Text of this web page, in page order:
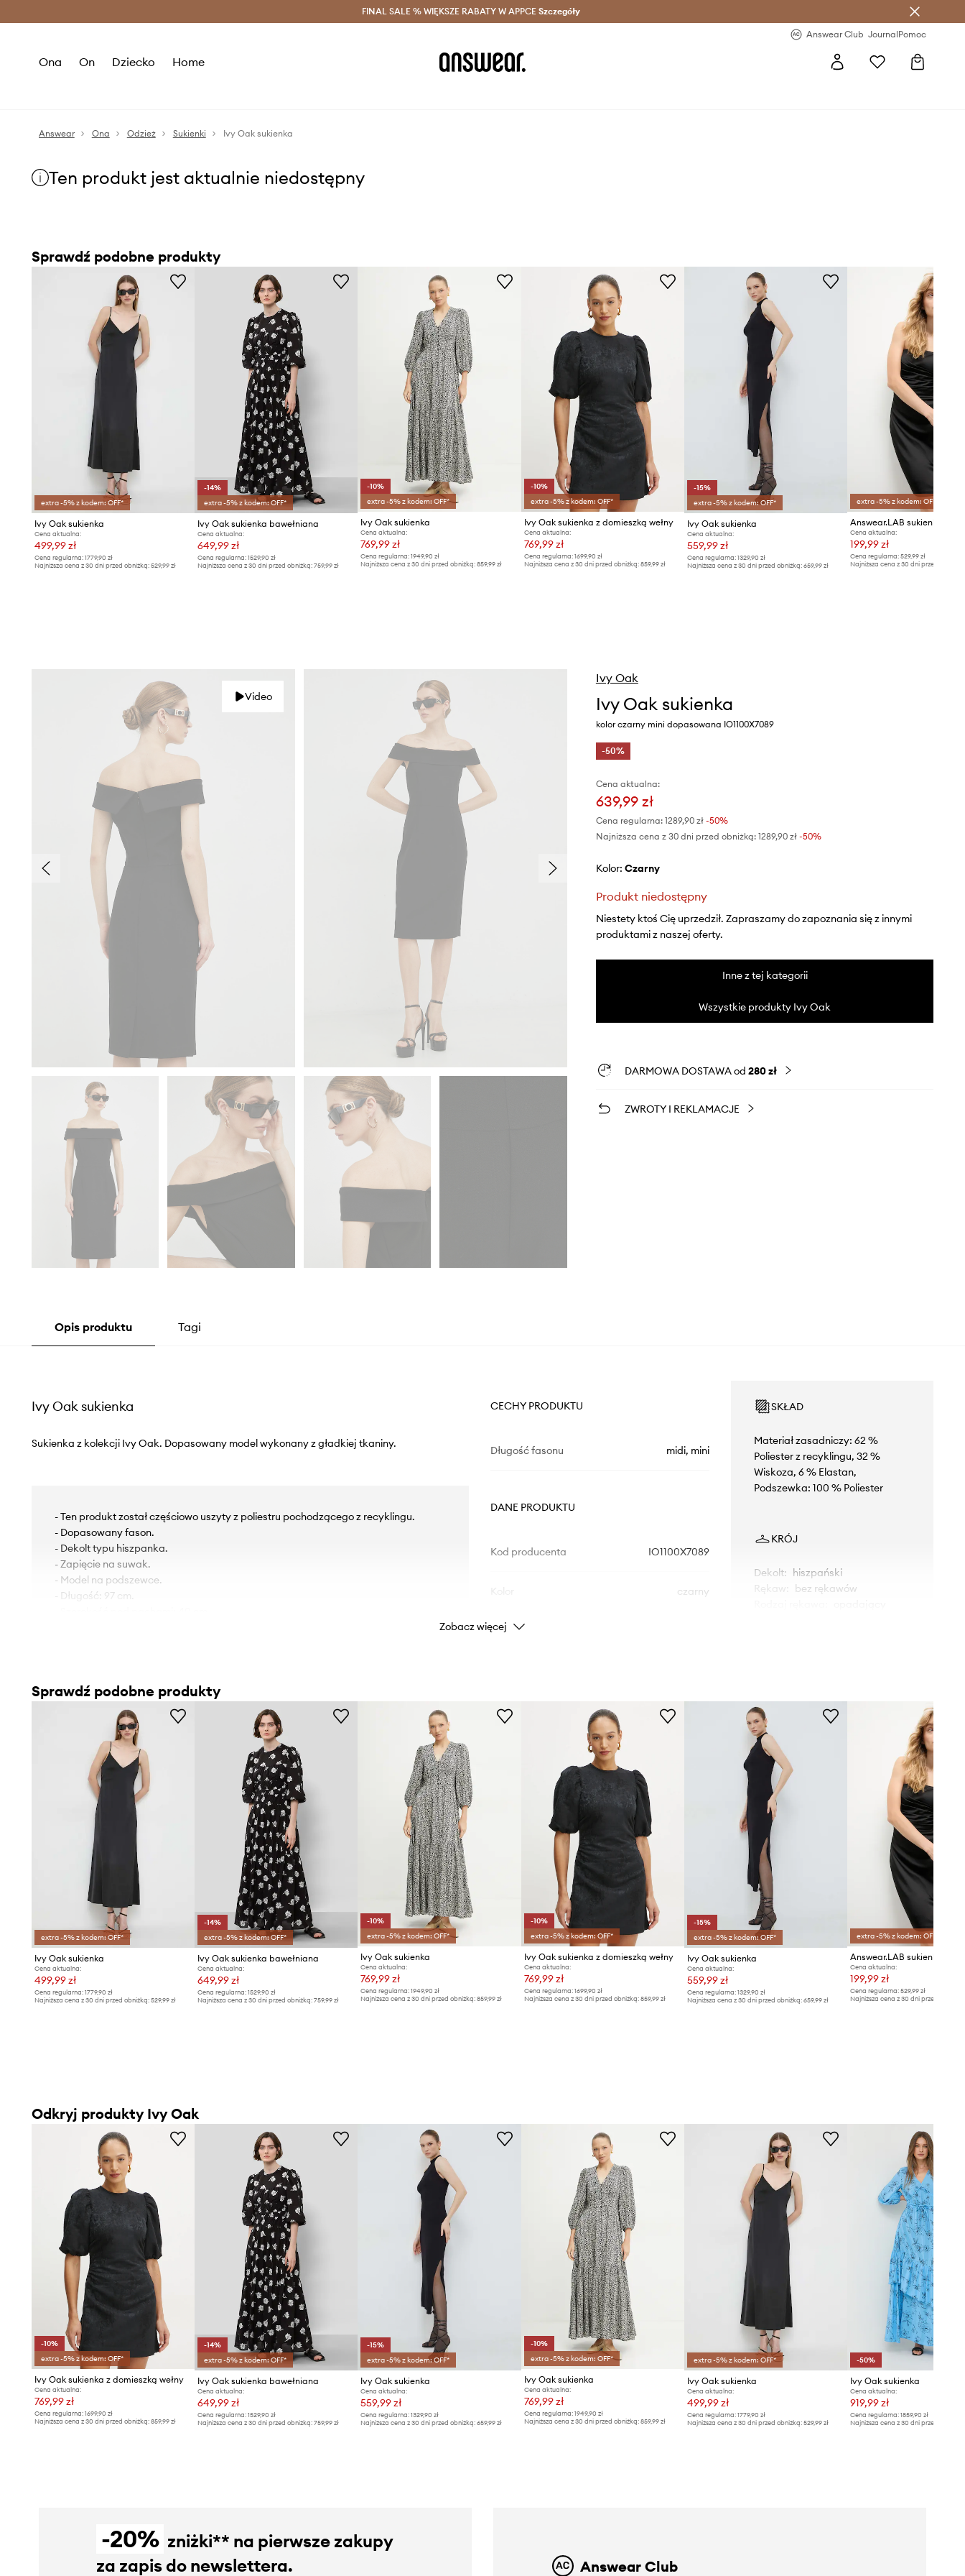
Oszczędzaj z Answear Club > Dostawa nawet w 24h >
FINAL SALE % WIĘKSZE RABATY W APPCE Szczegóły
Answear Club JournalPomoc
Ona On Dziecko Home
Answear Ona Odzież Sukienki Ivy Oak sukienka
Ten produkt jest aktualnie niedostępny
Sprawdź podobne produkty
extra -5% z kodem: OFF*
Ivy Oak sukienka
Cena aktualna:
499,99 zł
Cena regularna: 1779,90 zł
Najniższa cena z 30 dni przed obniżką: 529,99 zł
-14%
extra -5% z kodem: OFF*
Ivy Oak sukienka bawełniana
Cena aktualna:
649,99 zł
Cena regularna:1529,90 zł
Najniższa cena z 30 dni przed obniżką:759,99 zł
-10%
extra -5% z kodem: OFF*
Ivy Oak sukienka
Cena aktualna:
769,99 zł
Cena regularna: 1949,90 zł
Najniższa cena z 30 dni przed obniżką: 859,99 zł
-10%
extra -5% z kodem: OFF*
Ivy Oak sukienka z domieszką wełny
Cena aktualna:
769,99 zł
Cena regularna: 1699,90 zł
Najniższa cena z 30 dni przed obniżką: 859,99 zł
-15%
extra -5% z kodem: OFF*
Ivy Oak sukienka
Cena aktualna:
559,99 zł
Cena regularna:1329,90 zł
Najniższa cena z 30 dni przed obniżką:659,99 zł
extra -5% z kodem: OFF*
Answear.LAB sukienka
Cena aktualna:
199,99 zł
Cena regularna: 529,99 zł
Najniższa cena z 30 dni przed obniżką:
Video
Ivy Oak
Ivy Oak sukienka
kolor czarny mini dopasowana IO1100X7089
-50%
Cena aktualna:
639,99 zł
Cena regularna: 1289,90 zł-50%
Najniższa cena z 30 dni przed obniżką: 1289,90 zł -50%
Kolor: czarny
Produkt niedostępny
Niestety ktoś Cię uprzedził. Zapraszamy do zapoznania się z innymi
produktami z naszej oferty.
Inne z tej kategorii
Wszystkie produkty Ivy Oak
DARMOWA DOSTAWA od 280 zł
ZWROTY I REKLAMACJE
Opis produktu Tagi
Ivy Oak sukienka
Sukienka z kolekcji Ivy Oak. Dopasowany model wykonany z gładkiej tkaniny.
- Ten produkt został częściowo uszyty z poliestru pochodzącego z recyklingu.
- Dopasowany fason.
- Dekolt typu hiszpanka.
- Zapięcie na suwak.
- Model na podszewce.
- Długość: 97 cm.
CECHY PRODUKTU
Długość fasonu midi, mini
DANE PRODUKTU
Kod producenta IO1100X7089
czarny
Marka
SKŁAD
Materiał zasadniczy: 62 %
Poliester z recyklingu, 32 %
Wiskoza, 6 % Elastan,
Podszewka: 100 % Poliester
KRÓJ
Dekolt: hiszpański
Rękaw
bez rękawów
Modelka ze zdjęcia ma 177 cm
wzrostu i ma na sobie rozmiar 36.
Tabela rozmiarów
Zobacz więcej
Sprawdź podobne produkty
extra -5% z kodem: OFF*
Ivy Oak sukienka
Cena aktualna:
499,99 zł
Cena regularna: 1779,90 zł
Najniższa cena z 30 dni przed obniżką: 529,99 zł
-14%
extra -5% z kodem: OFF*
Ivy Oak sukienka bawełniana
Cena aktualna:
649,99 zł
Cena regularna:1529,90 zł
Najniższa cena z 30 dni przed obniżką:759,99 zł
-10%
extra -5% z kodem: OFF*
Ivy Oak sukienka
Cena aktualna:
769,99 zł
Cena regularna: 1949,90 zł
Najniższa cena z 30 dni przed obniżką: 859,99 zł
-10%
extra -5% z kodem: OFF*
Ivy Oak sukienka z domieszką wełny
Cena aktualna:
769,99 zł
Cena regularna: 1699,90 zł
Najniższa cena z 30 dni przed obniżką: 859,99 zł
-15%
extra -5% z kodem: OFF*
Ivy Oak sukienka
Cena aktualna:
559,99 zł
Cena regularna:1329,90 zł
Najniższa cena z 30 dni przed obniżką:659,99 zł
extra -5% z kodem: OFF*
Answear.LAB sukienka
Cena aktualna:
199,99 zł
Cena regularna: 529,99 zł
Najniższa cena z 30 dni przed obniżką:
Odkryj produkty Ivy Oak
-10%
extra -5% z kodem: OFF*
Ivy Oak sukienka z domieszką wełny
Cena aktualna:
769,99 zł
Cena regularna: 1699,90 zł
Najniższa cena z 30 dni przed obniżką: 859,99 zł
-14%
extra -5% z kodem: OFF*
Ivy Oak sukienka bawełniana
Cena aktualna:
649,99 zł
Cena regularna:1529,90 zł
Najniższa cena z 30 dni przed obniżką:759,99 zł
-15%
extra -5% z kodem: OFF*
Ivy Oak sukienka
Cena aktualna:
559,99 zł
Cena regularna: 1329,90 zł
Najniższa cena z 30 dni przed obniżką: 659,99 zł
-10%
extra -5% z kodem: OFF*
Ivy Oak sukienka
Cena aktualna:
769,99 zł
Cena regularna: 1949,90 zł
Najniższa cena z 30 dni przed obniżką: 859,99 zł
extra -5% z kodem: OFF*
Ivy Oak sukienka
Cena aktualna:
499,99 zł
Cena regularna:1779,90 zł
Najniższa cena z 30 dni przed obniżką:529,99 zł
-50%
Ivy Oak sukienka
Cena aktualna:
919,99 zł
Cena regularna: 1859,90 zł
Najniższa cena z 30 dni przed obniżką:
-20% zniżki** na pierwsze zakupy
za zapis do newslettera.
Answear Club